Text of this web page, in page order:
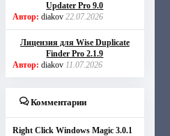
Updater Pro 9.0
Автор: diakov 22.07.2026
Лицензия для Wise Duplicate
Finder Pro 2.1.9
Автор: diakov 11.07.2026
Комментарии
Right Click Windows Magic 3.0.1